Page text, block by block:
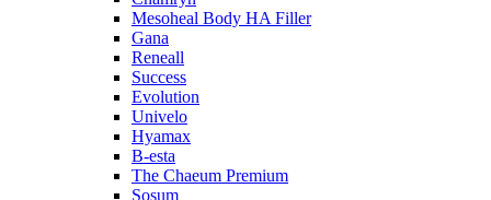
Mesoheal Body HA Filler
Gana
Reneall
Success
Evolution
Univelo
Hyamax
B-esta
The Chaeum Premium
Sosum